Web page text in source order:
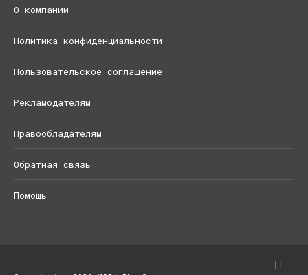
О компании
Политика конфиденциальности
Пользовательское соглашение
Рекламодателям
Правообладателям
Обратная связь
Помощь